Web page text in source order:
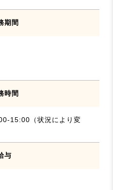
期間
時間
15:00（状況により変
与